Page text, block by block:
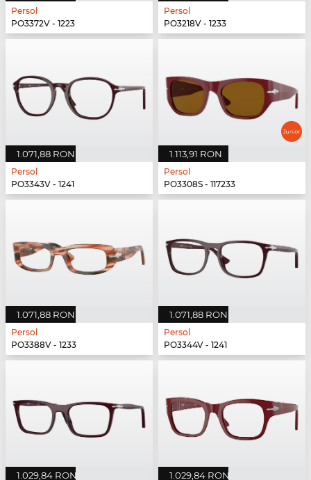
Persol
PO3372V - 1223
Persol
PO3218V - 1233
1.071,88 RON
Persol
PO3343V - 1241
1.113,91 RON
Persol
PO3308S - 117233
1.071,88 RON
Persol
PO3388V - 1233
1.071,88 RON
Persol
PO3344V - 1241
1.029,84 RON 1.029,84 RON